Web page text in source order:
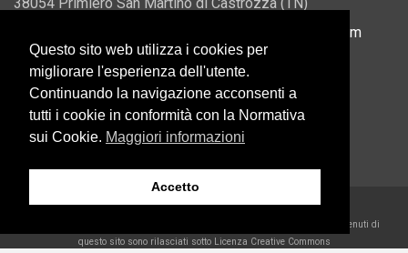
info@usprimiero.com
Vantaggi da Pubblica Amministrazione
Eccetto dove diversamente specificato, i contenuti di
questo sito sono rilasciati sotto Licenza Creative Commons
Questo sito web utilizza i cookies per
migliorare l'esperienza dell'utente.
Continuando la navigazione acconsenti a
tutti i cookie in conformità con la Normativa
sui Cookie. Maggiori informazioni
Accetto